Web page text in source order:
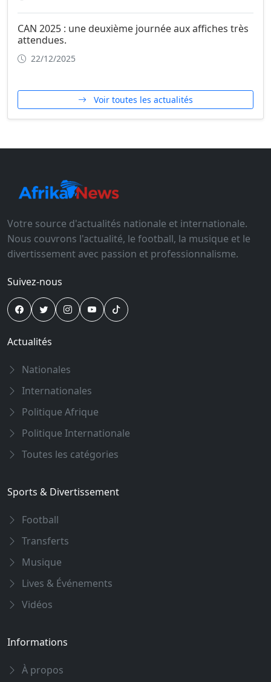
CAN 2025 : une deuxième journée aux affiches très
attendues.
22/12/2025
Voir toutes les actualités
Votre source d'actualités nationale et internationale.
Nous couvrons l'actualité, le football, la musique et le
divertissement avec passion et professionnalisme.
Suivez-nous
Actualités
Nationales
Internationales
Politique Afrique
Politique Internationale
Toutes les catégories
Sports & Divertissement
Football
Transferts
Musique
Lives & Événements
Vidéos
Informations
À propos